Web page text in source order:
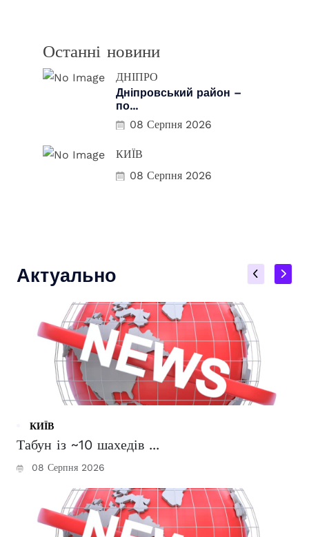
Останні новини
ДНІПРО
Дніпровський район –
по...
08 Серпня 2026
КИЇВ
08 Серпня 2026
Актуально
КИЇВ
Табун із ~10 шахедів ...
08 Серпня 2026